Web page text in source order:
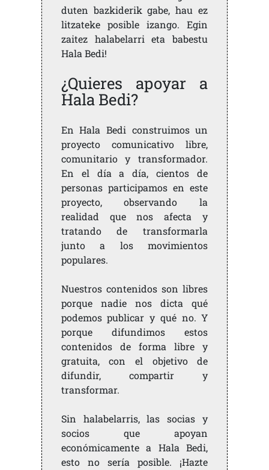
duten bazkiderik gabe, hau ez
litzateke posible izango. Egin
zaitez halabelarri eta babestu
Hala Bedi!
¿Quieres apoyar a
Hala Bedi?
En Hala Bedi construimos un
proyecto comunicativo libre,
comunitario y transformador.
En el día a día, cientos de
personas participamos en este
proyecto, observando la
realidad que nos afecta y
tratando de transformarla
junto a los movimientos
populares.
Nuestros contenidos son libres
porque nadie nos dicta qué
podemos publicar y qué no. Y
porque difundimos estos
contenidos de forma libre y
gratuita, con el objetivo de
difundir, compartir y
transformar.
Sin halabelarris, las socias y
socios que apoyan
económicamente a Hala Bedi,
esto no sería posible. ¡Hazte